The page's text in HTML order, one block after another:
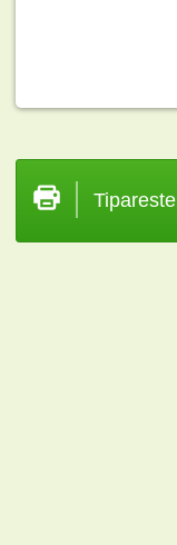
Tipareste